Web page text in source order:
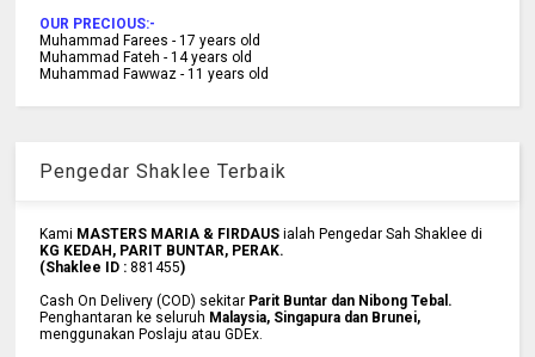
OUR PRECIOUS:-
Muhammad Farees - 17 years old
Muhammad Fateh - 14 years old
Muhammad Fawwaz - 11 years old
Pengedar Shaklee Terbaik
Kami MASTERS MARIA & FIRDAUS ialah Pengedar Sah Shaklee di
KG KEDAH, PARIT BUNTAR, PERAK.
(Shaklee ID :881455)
Cash On Delivery (COD) sekitar Parit Buntar dan Nibong Tebal.
Penghantaran ke seluruh Malaysia, Singapura dan Brunei,
menggunakan Poslaju atau GDEx.